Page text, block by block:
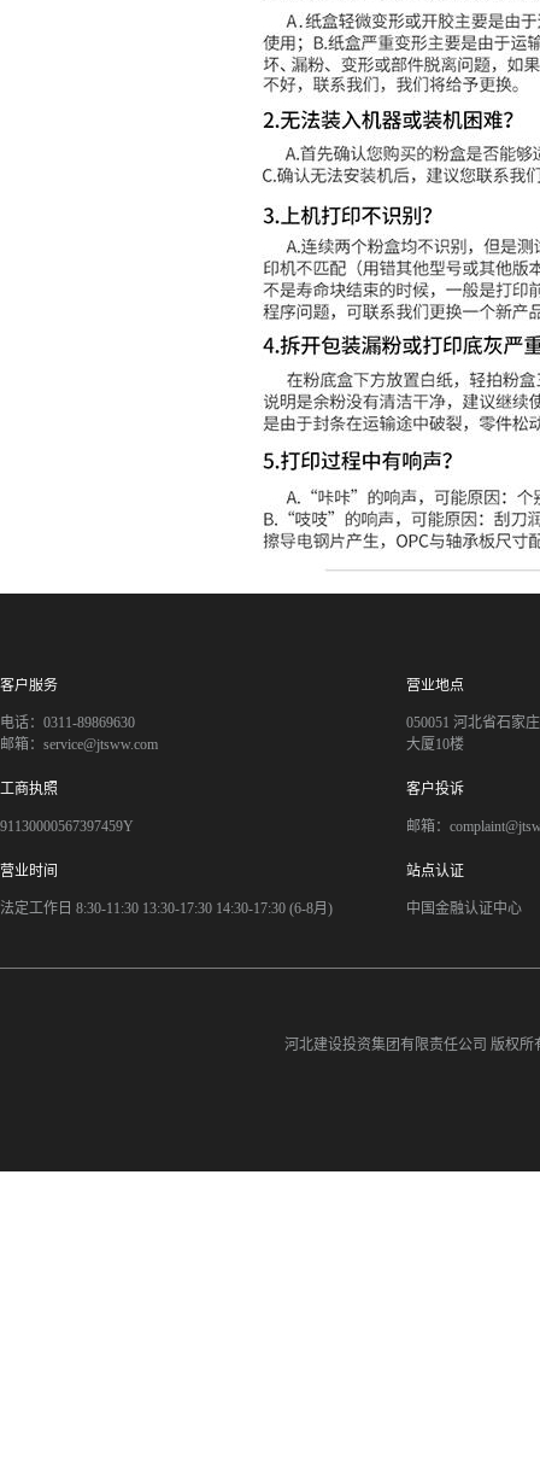
客户服务
电话：0311-89869630
邮箱：service@jtsww.com
营业地点
050051 河北省石家
大厦10楼
工商执照
91130000567397459Y
客户投诉
邮箱：
营业时间
法定工作日 8:30-11:30 13:30-17:30 14:30-17:30 (6-8月)
站点认证
中国金融认证中心
河北建设投资集团有限责任公司 版权所